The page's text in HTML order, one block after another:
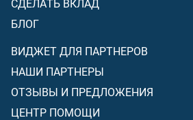
СДЕЛАТЬ ВКЛАД
БЛОГ
ВИДЖЕТ ДЛЯ ПАРТНЕРОВ
НАШИ ПАРТНЕРЫ
ОТЗЫВЫ И ПРЕДЛОЖЕНИЯ
ЦЕНТР ПОМОЩИ